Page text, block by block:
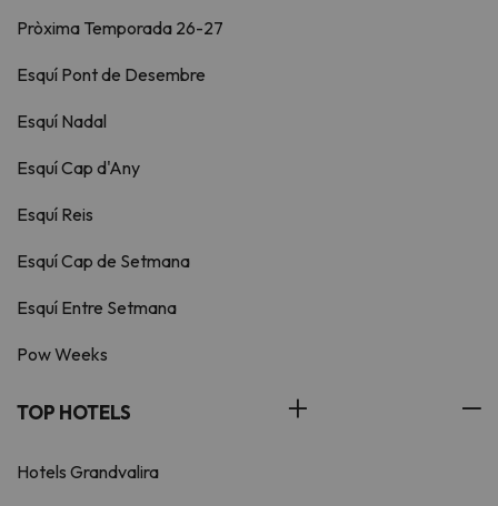
Pròxima Temporada 26-27
Esquí Pont de Desembre
Esquí Nadal
Esquí Cap d'Any
Esquí Reis
Esquí Cap de Setmana
Esquí Entre Setmana
Pow Weeks
TOP HOTELS
Hotels Grandvalira